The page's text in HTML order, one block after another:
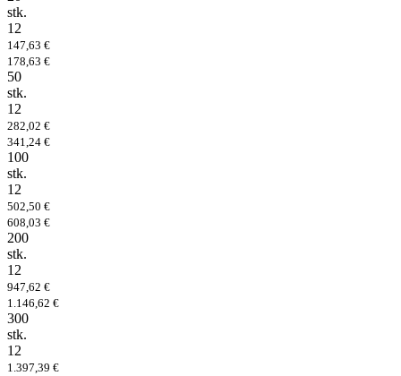
stk.
12
147,63 €
178,63 €
50
stk.
12
282,02 €
341,24 €
100
stk.
12
502,50 €
608,03 €
200
stk.
12
947,62 €
1.146,62 €
300
stk.
12
1.397,39 €